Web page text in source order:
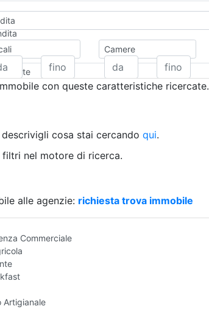
Commerciale
Artigianale
Camere
con queste caratteristiche ricercate.
cosa stai cercando qui.
nel motore di ricerca.
alle agenzie: richiesta trova immobile